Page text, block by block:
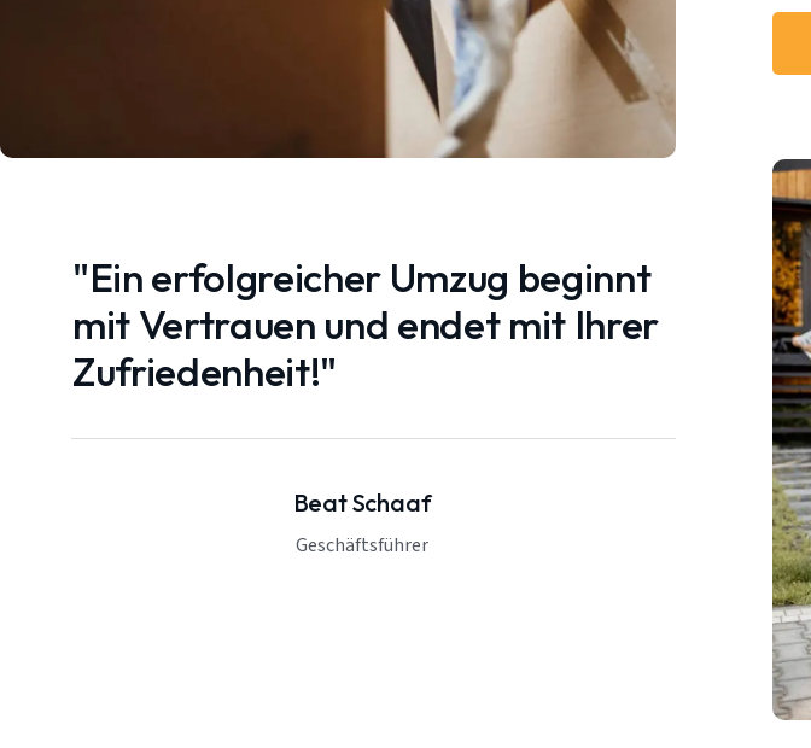
"Ein erfolgreicher Umzug beginnt
mit Vertrauen und endet mit Ihrer
Zufriedenheit!"
Beat Schaaf
Geschäftsführer